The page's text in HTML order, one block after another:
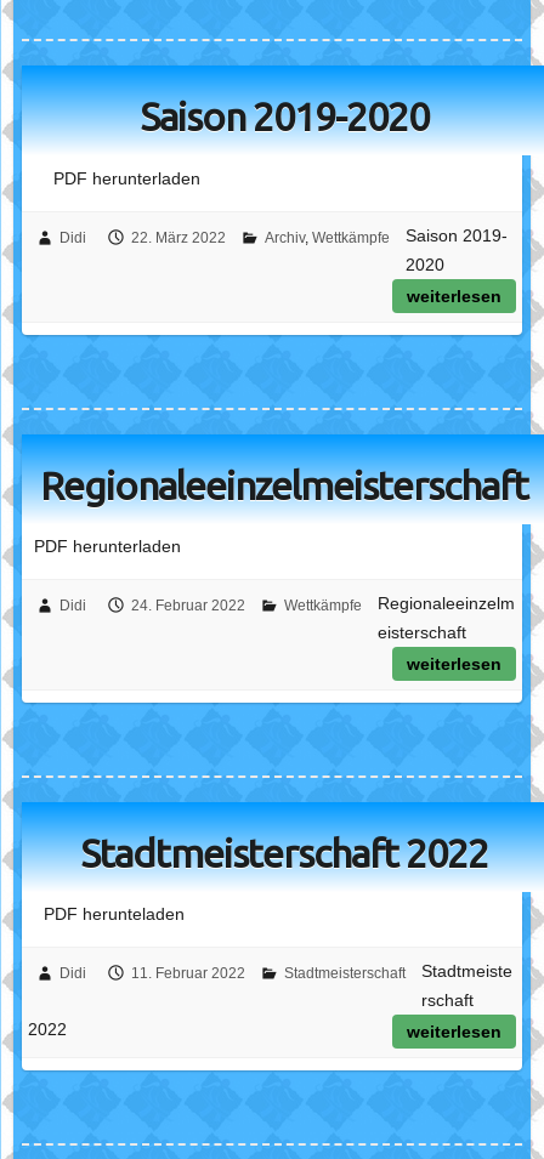
Saison 2019-2020
PDF herunterladen
Didi 22. März 2022 Archiv, Wettkämpfe
Saison 2019-
2020
weiterlesen
Regionaleeinzelmeisterschaft
PDF herunterladen
Didi 24. Februar 2022 Wettkämpfe
Regionaleeinzelm
eisterschaft
weiterlesen
Stadtmeisterschaft 2022
PDF herunteladen
Didi 11. Februar 2022 Stadtmeisterschaft
Stadtmeiste
rschaft
2022
weiterlesen